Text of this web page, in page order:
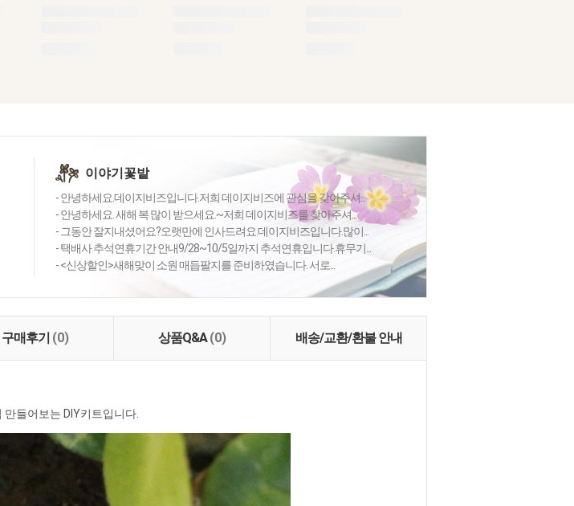
이야기꽃밭
- 안녕하세요.데이지비즈입니다.저희 데이지비즈에 관심을 갖아주셔...
- 안녕하세요. 새해 복 많이 받으세요.~저희 데이지비즈를 찾아주셔...
- 그동안 잘지내셨어요?오랫만에 인사드려요.데이지비즈입니다.많이...
- 택배사 추석연휴기간 안내9/28~10/5일까지 추석연휴입니다.휴무기...
- <신상할인>새해맞이 소원 매듭팔지를 준비하였습니다. 서로...
구매후기 (0) 상품Q&A(0) 배송/교환/환불 안내
만들어보는 DIY키트입니다.